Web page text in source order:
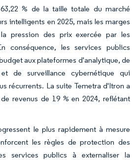
% de la taille totale du marché
intelligents en 2025, mais les marges
pression des prix exercée par les
conséquence, les services publics
aux plateformes d'analytique, de
de surveillance cybernétique qui
récurrents. La suite Temetra d'Itron a
revenus de 19 % en 2024, reflétant
le plus rapidement à mesure
les règles de protection des
services publics à externaliser la